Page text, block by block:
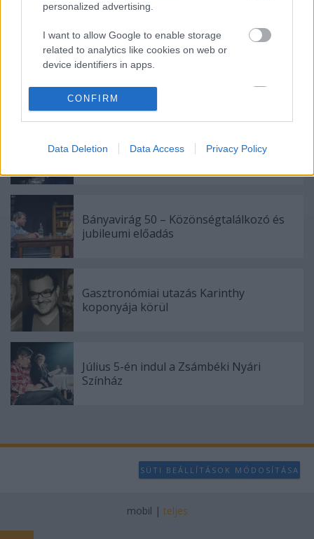
personalized advertising.
I want to allow Google to enable storage
related to analytics like cookies on web or
device identifiers in apps.
I want to allow Google to enable storage
related to functionality of the website or app.
related to personalization.
I want to allow Google to enable storage
related to security, including authentication
functionality and fraud prevention, and other
user protection.
CONFIRM
Data Deletion Data Access Privacy Policy
Ajánlott bejegyzések:
Akárki a Dóm téren
Bányavirág 50 – Közönségtalálkozó és
jubileumi előadás
Gasztronómiai utazás Karinthy
koponyája körül
Július 5-én indul a Zsámbéki Nyári
Színház
SÜTI BEÁLLÍTÁSOK MÓDOSÍTÁSA
mobil | teljes